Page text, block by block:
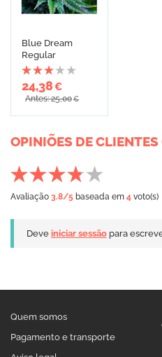
Blue Dream
Regular
24,38€
Antes: 25,00€
OPINIÕES DE CLIENTES
Avaliação 3.8/5 baseada em 4 voto(s)
Deve iniciar sessão para
Quem somos
Pagamento e transporte